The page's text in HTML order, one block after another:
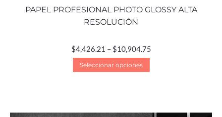
PAPEL PROFESIONAL PHOTO GLOSSY ALTA
RESOLUCIÓN
$4,426.21 – $10,904.75
Seleccionar opciones